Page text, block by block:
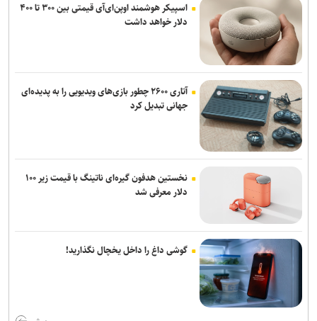
اسپیکر هوشمند اوپن‌ای‌آی قیمتی بین ۳۰۰ تا ۴۰۰
دلار خواهد داشت
آتاری ۲۶۰۰ چطور بازی‌های ویدیویی را به پدیده‌ای
جهانی تبدیل کرد
نخستین هدفون گیره‌ای ناتینگ با قیمت زیر ۱۰۰
دلار معرفی شد
گوشی داغ را داخل یخچال نگذارید!